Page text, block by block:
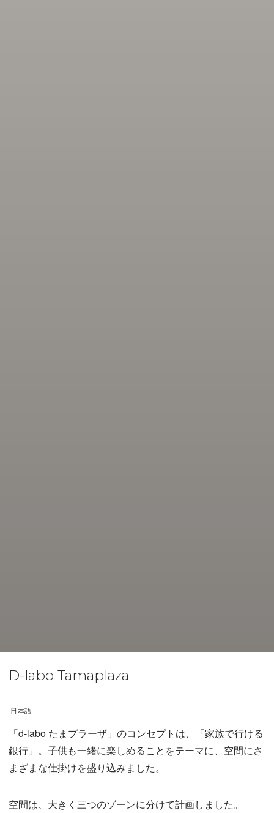
D-labo Tamaplaza
日本語
「d-labo たまプラーザ」のコンセプトは、「家族で行ける
銀行」。子供も一緒に楽しめることをテーマに、空間にさ
まざまな仕掛けを盛り込みました。
空間は、大きく三つのゾーンに分けて計画しました。